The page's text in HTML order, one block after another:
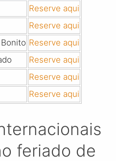
Reserve aqui
Reserve aqui
Reserve aqui
Reserve aqui
Reserve aqui
Reserve aqui
feriado de